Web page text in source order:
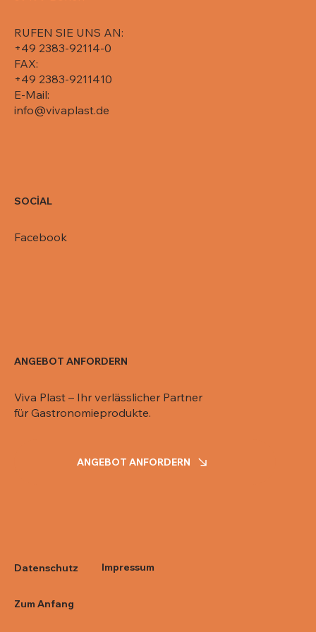
RUFEN SIE UNS AN:
+49 2383-92114-0
FAX:
+49 2383-9211410
E-Mail:
info@vivaplast.de
SOCİAL
Facebook
ANGEBOT ANFORDERN
Viva Plast – Ihr verlässlicher Partner
für Gastronomieprodukte.
ANGEBOT ANFORDERN
Datenschutz
Zum Anfang
Impressum